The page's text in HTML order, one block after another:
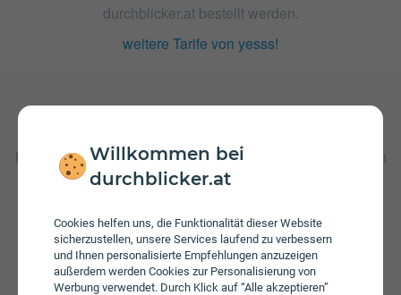
Willkommen bei
durchblicker.at
Cookies helfen uns, die Funktionalität dieser Website
sicherzustellen, unsere Services laufend zu verbessern
und Ihnen personalisierte Empfehlungen anzuzeigen
außerdem werden Cookies zur Personalisierung von
Werbung verwendet. Durch Klick auf “Alle akzeptieren”
durchblicker.at bestellt werden.
weitere Tarife von yesss!
Nach Verbrauch der inkludierten Einheiten fallen Kosten in
Höhe von 5 ct/€ pro Minute und 5 ct/€ pro versendeter
aufgebraucht ist können Sie mit 50 Mbit/s weitersurfen. Es
sind Zusatzpakete zum Aufstocken von Daten erhältlich.
Bei einem Wertkarten-Tarif wird keine Servicepauschale
erhoben.